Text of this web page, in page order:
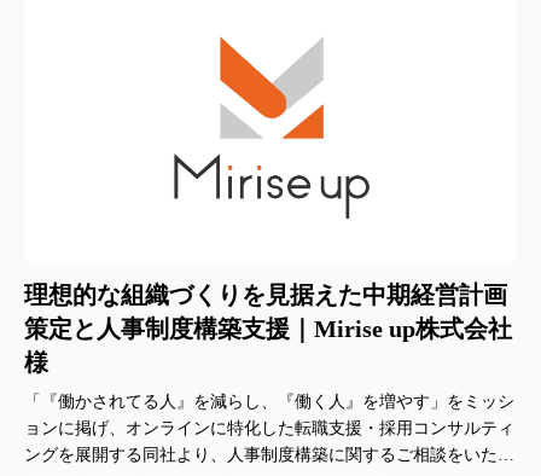
理想的な組織づくりを見据えた中期経営計画
策定と人事制度構築支援｜Mirise up株式会社
様
「『働かされてる人』を減らし、『働く人』を増やす」をミッシ
ョンに掲げ、オンラインに特化した転職支援・採用コンサルティ
ングを展開する同社より、人事制度構築に関するご相談をいただ